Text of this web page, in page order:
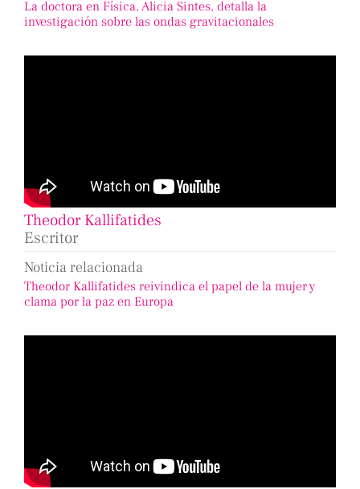
La doctora en Física, Alicia Sintes, detalla la
investigación sobre las ondas gravitacionales
Theodor Kallifatides
Escritor
Noticia relacionada
Theodor Kallifatides reivindica el papel de la mujer y
clama por la paz en Europa